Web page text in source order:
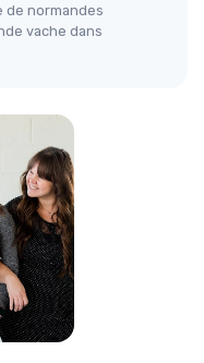
de normandes
vache dans